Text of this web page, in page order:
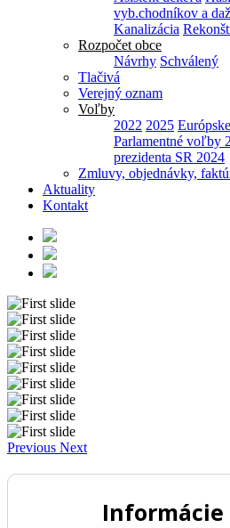
vyb.chodníkov a
Kanalizácia
Rozpočet obce
Návrhy Schválený
Tlačivá
Verejný oznam
Voľby
2022 2025
Parlamentné voľby
prezidenta SR 2024
Zmluvy, objednávky,
Aktuality
Kontakt
Previous Next
Informácie